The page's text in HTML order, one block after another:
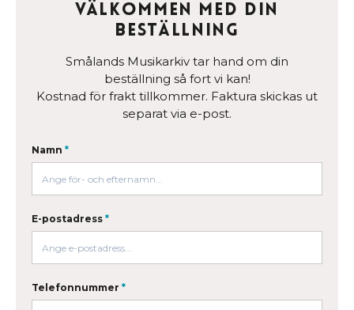
Välkommen med din
beställning
Smålands Musikarkiv tar hand om din
beställning så fort vi kan!
Kostnad för frakt tillkommer. Faktura skickas ut
separat via e-post.
Namn *
E-postadress *
Telefonnummer *